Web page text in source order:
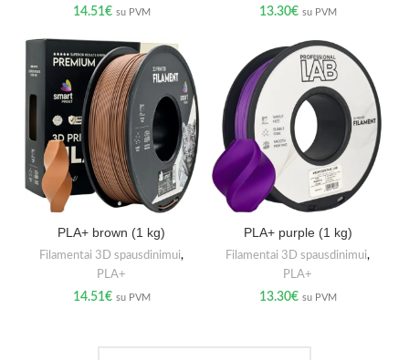
14.51€ su PVM
13.30€ su PVM
PLA+ brown (1 kg)
Filamentai 3D spausdinimui,
PLA+
14.51€ su PVM
PLA+ purple (1 kg)
Filamentai 3D spausdinimui,
PLA+
13.30€ su PVM